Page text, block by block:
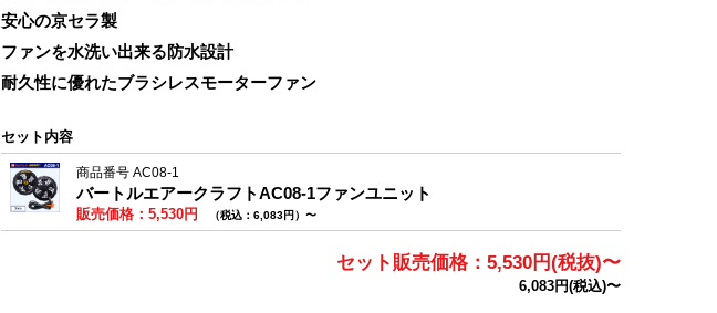
安心の京セラ製
ファンを水洗い出来る防水設計
耐久性に優れたブラシレスモーターファン
セット内容
商品番号 AC08-1
バートルエアークラフトAC08-1ファンユニット
販売価格：5,530円 （税込：6,083円）〜
セット販売価格：5,530円(税抜)〜
6,083円(税込)〜